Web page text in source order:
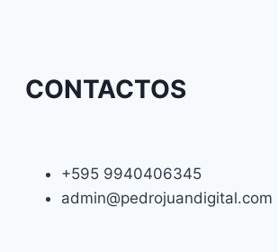
CONTACTOS
+595 9940406345
admin@pedrojuandigital.com